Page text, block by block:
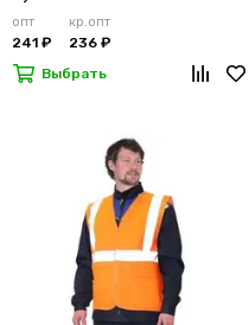
опт
241 ₽
кр.опт
236 ₽
Выбрать